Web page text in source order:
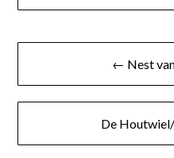
← Nest
De